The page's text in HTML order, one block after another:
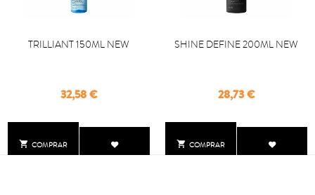
 COMPRAR
TRILLIANT 150ML NEW
Precio
32,58 €
 COMPRAR
SHINE DEFINE 200ML NEW
Precio
28,73 €